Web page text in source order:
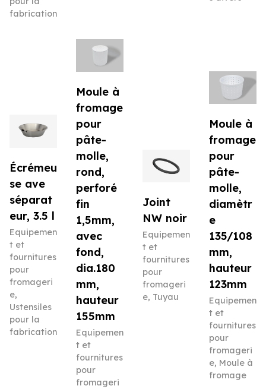
fabrication
Écrémeu
se ave
séparat
eur, 3.5 l
Equipemen
t et
fournitures
pour
fromageri
e,
Ustensiles
pour la
fabrication
Moule à
fromage
pour
pâte-
molle,
rond,
perforé
fin
1,5mm,
avec
fond,
dia.180
mm,
hauteur
155mm
Equipemen
t et
fournitures
pour
fromageri
Joint
NW noir
Equipemen
t et
fournitures
pour
fromageri
e, Tuyau
Moule à
fromage
pour
pâte-
molle,
diamètr
e
135/108
mm,
hauteur
123mm
Equipemen
t et
fournitures
pour
fromageri
e, Moule à
fromage